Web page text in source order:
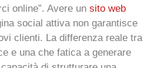
online”. Avere un sito web
social attivanon garantisce
clienti. La differenza reale tra
e una che fatica a generare